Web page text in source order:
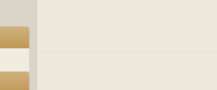
ия